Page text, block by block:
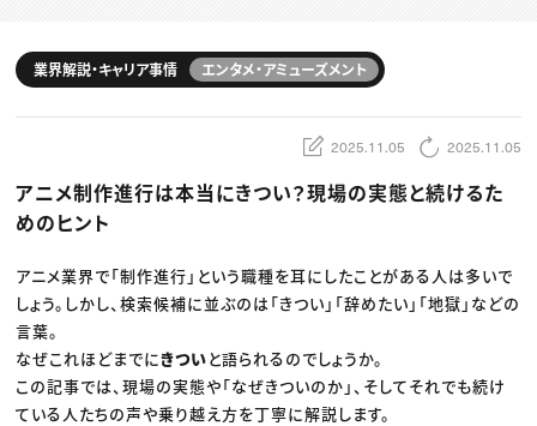
スキルアップしたい！
デザイン
編集・ライティング
マーケティング
ディレクション
業界解説・キャリア事情
TOP Creator’s コラム
Webクリエイター
アプリクリエイター
ゲームクリエイター
映像クリエイター
クリエイターインタビュー
C＆R Magazine
セミナー
ニュース・トレンド トップ
Web
映像
ゲーム・エンタメ
広告
出版
CREATIVE VILLAGEからのお知らせ
業界解説・キャリア事情 エンタメ・アミューズメント
2025.11.05 2025.11.05
アニメ制作進行は本当にきつい？現場の実態と続けるた
めのヒント
アニメ業界で「制作進行」という職種を耳にしたことがある人は多いで
しょう。しかし、検索候補に並ぶのは「きつい」「辞めたい」「地獄」などの
言葉。
なぜこれほどまでにきついと語られるのでしょうか。
この記事では、現場の実態や「なぜきついのか」、そしてそれでも続け
ている人たちの声や乗り越え方を丁寧に解説します。